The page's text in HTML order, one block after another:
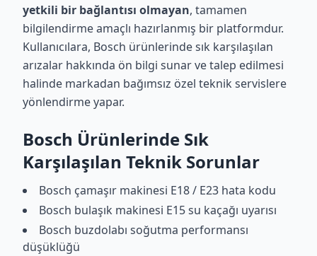
yetkili bir bağlantısı olmayan, tamamen
bilgilendirme amaçlı hazırlanmış bir platformdur.
Kullanıcılara, Bosch ürünlerinde sık karşılaşılan
arızalar hakkında ön bilgi sunar ve talep edilmesi
halinde markadan bağımsız özel teknik servislere
yönlendirme yapar.
Bosch Ürünlerinde Sık
Karşılaşılan Teknik Sorunlar
Bosch çamaşır makinesi E18 / E23 hata kodu
Bosch bulaşık makinesi E15 su kaçağı uyarısı
Bosch buzdolabı soğutma performansı
düşüklüğü